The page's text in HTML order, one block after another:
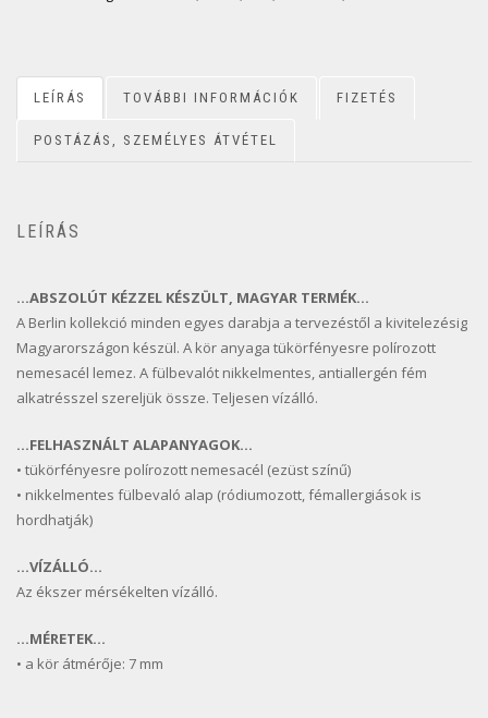
LEÍRÁS TOVÁBBI INFORMÁCIÓK FIZETÉS
POSTÁZÁS, SZEMÉLYES ÁTVÉTEL
LEÍRÁS
…ABSZOLÚT KÉZZEL KÉSZÜLT, MAGYAR TERMÉK…
A Berlin kollekció minden egyes darabja a tervezéstől a kivitelezésig
Magyarországon készül. A kör anyaga tükörfényesre polírozott
nemesacél lemez. A fülbevalót nikkelmentes, antiallergén fém
alkatrésszel szereljük össze. Teljesen vízálló.
…FELHASZNÁLT ALAPANYAGOK…
• tükörfényesre polírozott nemesacél (ezüst színű)
• nikkelmentes fülbevaló alap (ródiumozott, fémallergiások is
hordhatják)
…VÍZÁLLÓ…
Az ékszer mérsékelten vízálló.
…MÉRETEK…
• a kör átmérője: 7 mm